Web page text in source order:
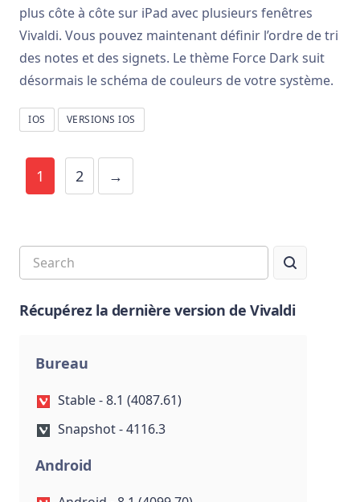
plus côte à côte sur iPad avec plusieurs fenêtres
Vivaldi. Vous pouvez maintenant définir l’ordre de tri
des notes et des signets. Le thème Force Dark suit
désormais le schéma de couleurs de votre système.
IOS VERSIONS IOS
1 2 →
Récupérez la dernière version de Vivaldi
Bureau
Stable - 8.1 (4087.61)
Snapshot - 4116.3
Android